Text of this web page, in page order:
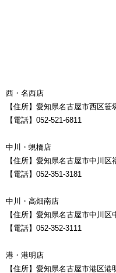
西・名西店
【住所】愛知県名古屋市西区
【電話】052-521-6811
中川・蜆橋店
【住所】愛知県名古屋市中川
【電話】052-351-3181
中川・高畑南店
【住所】愛知県名古屋市中川
【電話】052-352-3111
港・港明店
【住所】愛知県名古屋市港区